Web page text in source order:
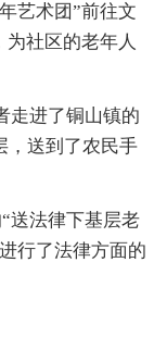
艺术团”前往文
为社区的老年人
走进了铜山镇的
，送到了农民手
送法律下基层老
行了法律方面的